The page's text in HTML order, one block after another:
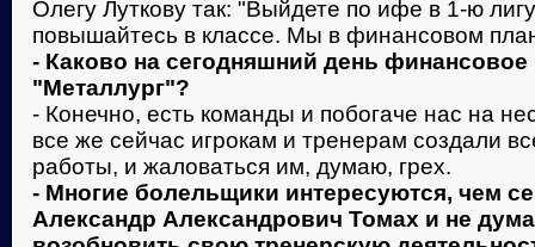
Олегу Луткову так: "Выйдете по ифе в 1-ю
повышайтесь в классе. Мы в финансовом
- Каково на сегодняшний день
"Металлург"?
- Конечно, есть команды и побогаче нас на
все же сейчас игрокам и тренерам создали
работы, и жаловаться им, думаю, грех.
- Многие болельщики интересуются, чем
Александр Александрович Томах и не